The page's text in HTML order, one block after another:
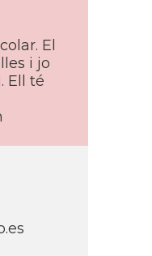
El
i jo
Ell té